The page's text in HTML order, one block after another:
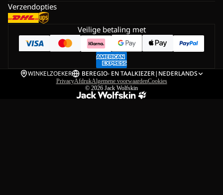
Verzendopties
Veilige betaling met
WINKELZOEKER BEREGIO- EN TAALKIEZER| NEDERLANDS
PrivacyAfdrukAlgemene voorwaardenCookies
© 2026 Jack Wolfskin